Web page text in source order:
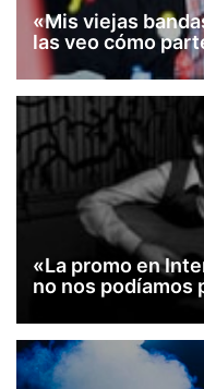
«Mis viejas
las veo cómo
«La promo en
no nos podíamos